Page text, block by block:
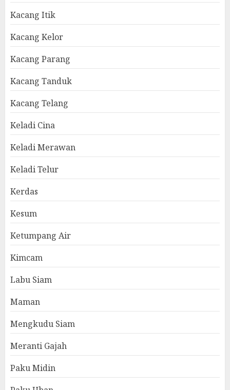
Kacang Itik
Kacang Kelor
Kacang Parang
Kacang Tanduk
Kacang Telang
Keladi Cina
Keladi Merawan
Keladi Telur
Kerdas
Kesum
Ketumpang Air
Kimcam
Labu Siam
Maman
Mengkudu Siam
Meranti Gajah
Paku Midin